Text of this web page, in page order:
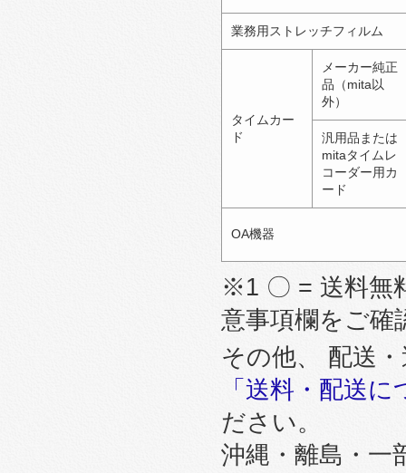
業務用ストレッチフィルム
タイムカー
ド
メーカー純正
品（mita以
外）
汎用品または
mitaタイムレ
コーダー用カ
ード
OA機器
※1 〇 = 送料無
意事項欄をご確
その他、 配送
「送料・配送
ださい。
沖縄・離島・一